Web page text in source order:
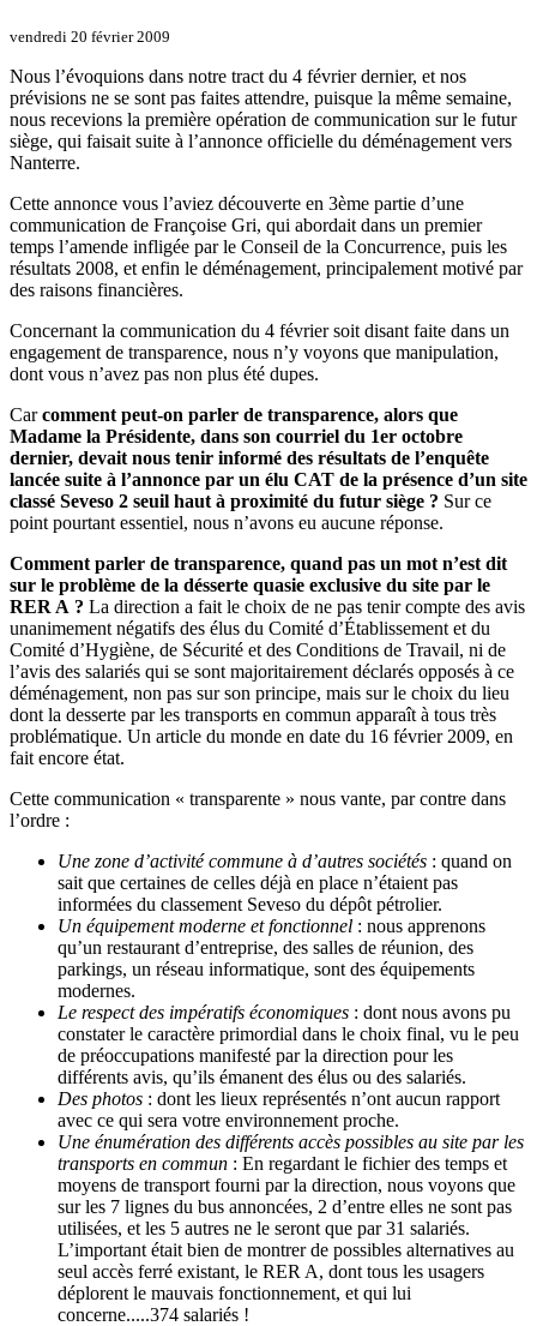
vendredi 20 février 2009
Nous l’évoquions dans notre tract du 4 février dernier, et nos
prévisions ne se sont pas faites attendre, puisque la même semaine,
nous recevions la première opération de communication sur le futur
siège, qui faisait suite à l’annonce officielle du déménagement vers
Nanterre.
Cette annonce vous l’aviez découverte en 3ème partie d’une
communication de Françoise Gri, qui abordait dans un premier
temps l’amende infligée par le Conseil de la Concurrence, puis les
résultats 2008, et enfin le déménagement, principalement motivé par
des raisons financières.
Concernant la communication du 4 février soit disant faite dans un
engagement de transparence, nous n’y voyons que manipulation,
dont vous n’avez pas non plus été dupes.
Carcomment peut-on parler de transparence, alors que
Madame la Présidente, dans son courriel du 1er octobre
dernier, devait nous tenir informé des résultats de l’enquête
lancée suite à l’annonce par un élu CAT de la présence d’un site
classé Seveso 2 seuil haut à proximité du futur siège ? Sur ce
point pourtant essentiel, nous n’avons eu aucune réponse.
Comment parler de transparence, quand pas un mot n’est dit
sur le problème de la désserte quasie exclusive du site par le
RER A ? La direction a fait le choix de ne pas tenir compte des avis
unanimement négatifs des élus du Comité d’Établissement et du
Comité d’Hygiène, de Sécurité et des Conditions de Travail, ni de
l’avis des salariés qui se sont majoritairement déclarés opposés à ce
déménagement, non pas sur son principe, mais sur le choix du lieu
dont la desserte par les transports en commun apparaît à tous très
problématique. Un article du monde en date du 16 février 2009, en
fait encore état.
Cette communication « transparente » nous vante, par contre dans
l’ordre :
Une zone d’activité commune à d’autres sociétés : quand on
sait que certaines de celles déjà en place n’étaient pas
informées du classement Seveso du dépôt pétrolier.
Un équipement moderne et fonctionnel : nous apprenons
qu’un restaurant d’entreprise, des salles de réunion, des
parkings, un réseau informatique, sont des équipements
modernes.
Le respect des impératifs économiques : dont nous avons pu
constater le caractère primordial dans le choix final, vu le peu
de préoccupations manifesté par la direction pour les
différents avis, qu’ils émanent des élus ou des salariés.
Des photos : dont les lieux représentés n’ont aucun rapport
avec ce qui sera votre environnement proche.
Une énumération des différents accès possibles au site par les
transports en commun : En regardant le fichier des temps et
moyens de transport fourni par la direction, nous voyons que
sur les 7 lignes du bus annoncées, 2 d’entre elles ne sont pas
utilisées, et les 5 autres ne le seront que par 31 salariés.
L’important était bien de montrer de possibles alternatives au
seul accès ferré existant, le RER A, dont tous les usagers
déplorent le mauvais fonctionnement, et qui lui
concerne.....374 salariés !